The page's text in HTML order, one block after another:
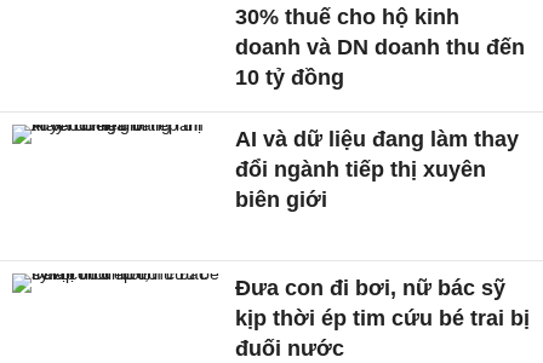
30% thuế cho hộ kinh
doanh và DN doanh thu đến
10 tỷ đồng
AI và dữ liệu đang làm thay
đổi ngành tiếp thị xuyên
biên giới
Đưa con đi bơi, nữ bác sỹ
kịp thời ép tim cứu bé trai bị
đuối nước